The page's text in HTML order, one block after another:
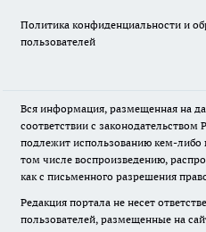
Политика конфиденциальности и
пользователей
Вся информация, размещенная на
соответствии с законодательством
подлежит использованию кем-
том числе воспроизведению,
как с письменного разрешения
Редакция портала не несет
пользователей, размещенные на